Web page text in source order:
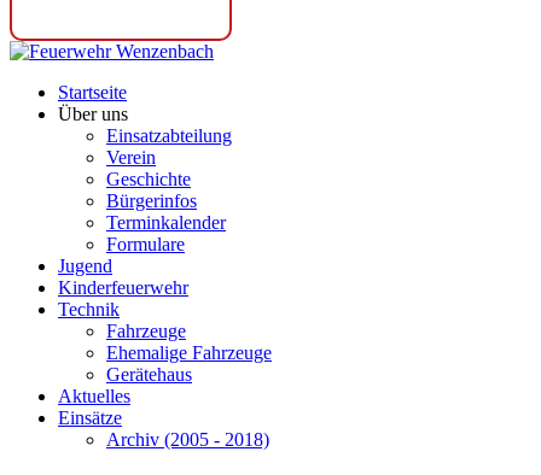
Startseite
Über uns
Einsatzabteilung
Verein
Geschichte
Bürgerinfos
Terminkalender
Formulare
Jugend
Kinderfeuerwehr
Technik
Fahrzeuge
Ehemalige Fahrzeuge
Gerätehaus
Aktuelles
Einsätze
Archiv (2005 - 2018)